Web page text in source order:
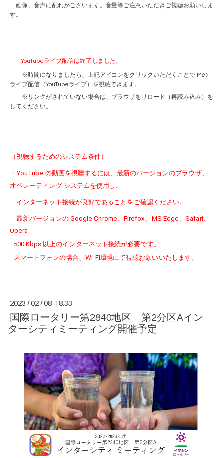
画像、音声に乱れがございます。音量等ご注意いただきご視聴お願いしま
す。
YouTubeライブ配信は終了しました。
※時間になりましたら、上記アイコンをクリックいただくことでIMの
ライブ配信（YouTubeライブ）を視聴できます。
※リンクがされていない場合は、ブラウザをリロード（再読み込み）を
してください。
（視聴するためのシステム条件）
・YouTube の動画を視聴するには、最新のバージョンのブラウザ、
オペレーティング システムを使用し、
インターネット接続が良好であることをご確認ください。
最新バージョンの Google Chrome、Firefox、MS Edge、Safari、
Opera
500 Kbps 以上のインターネット接続が必要です。
スマートフォンの場合、Wi-Fi環境にて視聴お願いいたします。
2023 /02 /08 18:33
国際ロータリー第2840地区 第2分区Aイン
ターシティミーティング開催予定